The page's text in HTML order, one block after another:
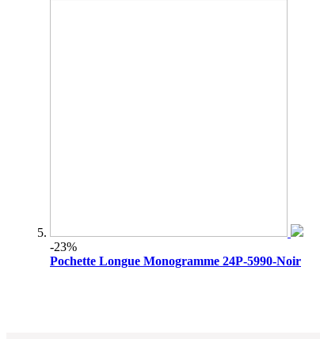
-23%
Pochette Longue Monogramme 24P-5990-Noir